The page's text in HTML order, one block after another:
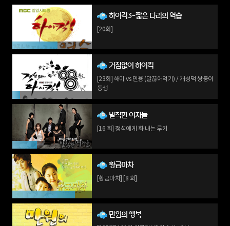
하이킥3-짧은 다리의 역습
[20회]
거침없이 하이킥
[23회] 해미 vs 민용 (말끊어먹기) / 개성댁 쌍둥이
동생
발칙한 여자들
[16 회] 정석에게 화 내는 루키
황금마차
[황금마차] [8 회]
만원의 행복